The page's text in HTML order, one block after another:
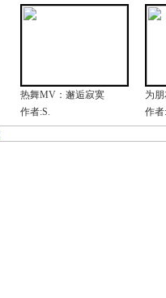
热舞MV：邂逅寂寞
作者:S.
为
作